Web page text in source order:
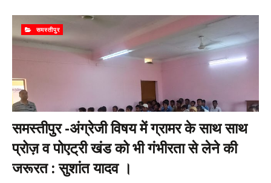
समस्तीपुर
समस्तीपुर -अंग्रेजी विषय में ग्रामर के साथ साथ
प्रोज़ व पोएट्री खंड को भी गंभीरता से लेने की
जरूरत : सुशांत यादव ।